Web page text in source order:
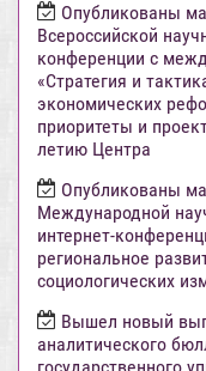
Опубликованы
Всероссийской
конференции с
«Стратегия и
экономических
приоритеты и
летию Центра
Опубликованы
Международной
интернет-
региональное
социологических
Вышел новый
аналитического